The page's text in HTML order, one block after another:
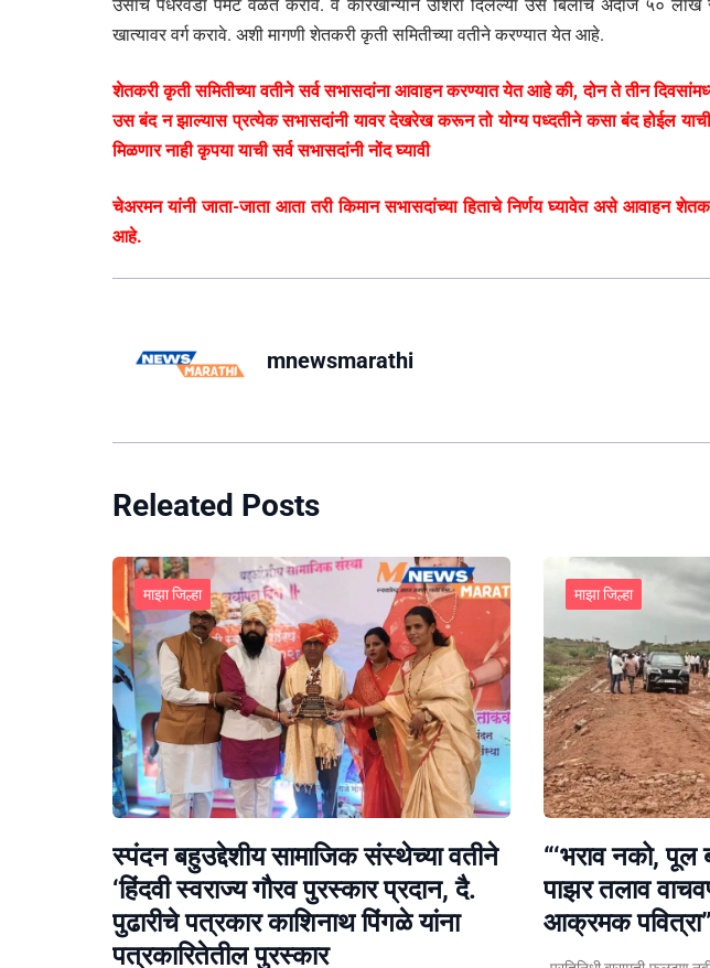
उसाचे पंधरवडा पेमेंट वेळेत करावे. व कारखान्याने उशिरा दिलेल्या उस बिलाचे अंदाजे ५० लाख
खात्यावर वर्ग करावे. अशी मागणी शेतकरी कृती समितीच्या वतीने करण्यात येत आहे.
शेतकरी कृती समितीच्या वतीने सर्व सभासदांना आवाहन करण्यात येत आहे की, दोन ते तीन
उस बंद न झाल्यास प्रत्येक सभासदांनी यावर देखरेख करून तो योग्य पध्दतीने कसा बंद होईल याची
मिळणार नाही कृपया याची सर्व सभासदांनी नोंद घ्यावी
चेअरमन यांनी जाता-जाता आता तरी किमान सभासदांच्या हिताचे निर्णय घ्यावेत असे आवाहन
आहे.
mnewsmarathi
Releated Posts
माझा जिल्हा
स्पंदन बहुउद्देशीय सामाजिक संस्थेच्या वतीने
‘हिंदवी स्वराज्य गौरव पुरस्कार प्रदान, दै.
पुढारीचे पत्रकार काशिनाथ पिंगळे यांना
पत्रकारितेतील पुरस्कार
माझा जिल्हा
“‘भराव नको, पूल
पाझर तलाव
आक्रमक पवित्रा”